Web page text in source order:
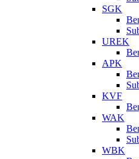
SGK
UREK
APK
KVF
WAK
WBK